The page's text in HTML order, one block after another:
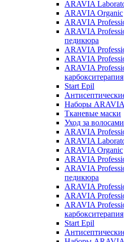
ARAVIA
ARAVIA Organic
ARAVIA
ARAVIA
педикюра
ARAVIA
ARAVIA
ARAVIA
карбокситерапия
Start Epil
Наборы ARAVIA
Тканевые маски
Уход за
ARAVIA
ARAVIA
ARAVIA Organic
ARAVIA
ARAVIA
педикюра
ARAVIA
ARAVIA
ARAVIA
карбокситерапия
Start Epil